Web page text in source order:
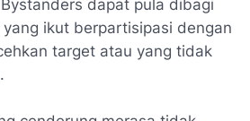
dapat pula dibagi
ikut berpartisipasi dengan
target atau yang tidak